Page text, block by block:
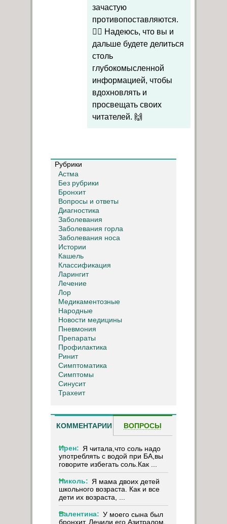
зачастую
противопоставляются.
🧘‍♀️ Надеюсь, что вы и
дальше будете делиться
столь
глубокомысленной
информацией, чтобы
вдохновлять и
просвещать своих
читателей. 🙌
Рубрики
Астма
Без рубрики
Бронхит
Вопросы и ответы
Диагностика
Заболевания
Заболевания горла
Заболевания носа
Истории
Кашель
Классификация
Ларингит
Лечение
Лор
Медикаментозные
Народные
Новости медицины
Пневмония
Препараты
Профилактика
Ринит
Симптоматика
Симптомы
Синусит
Трахеит
КОММЕНТАРИИ ВОПРОСЫ
Ирен: Я читала,что соль надо
употреблять с водой при БА,вы
говорите избегать соль.Как ...
Николь: Я мама двоих детей
школьного возраста. Как и все
дети их возраста, ...
Валентина: У моего сына был
бронхит. Лечили его Азитралом.